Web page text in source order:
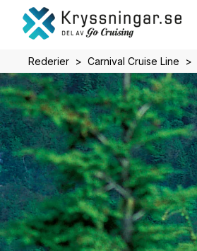
Rederier Carnival Cruise Line